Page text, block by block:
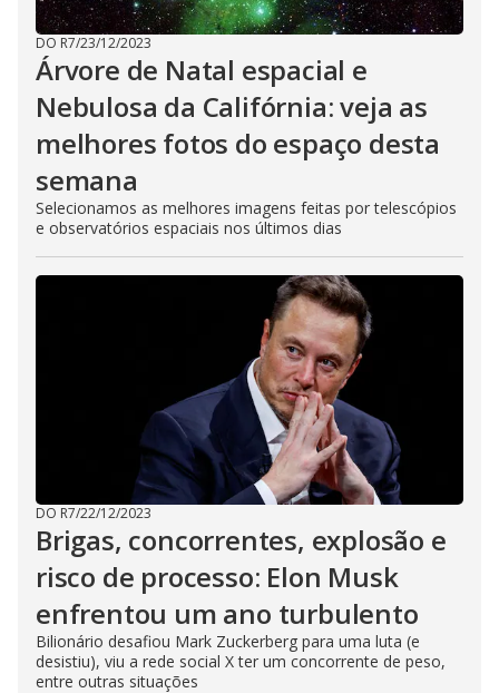
DO R7/23/12/2023
Árvore de Natal espacial e
Nebulosa da Califórnia: veja as
melhores fotos do espaço desta
semana
Selecionamos as melhores imagens feitas por telescópios
e observatórios espaciais nos últimos dias
DO R7/22/12/2023
Brigas, concorrentes, explosão e
risco de processo: Elon Musk
enfrentou um ano turbulento
Bilionário desafiou Mark Zuckerberg para uma luta (e
desistiu), viu a rede social X ter um concorrente de peso,
entre outras situações